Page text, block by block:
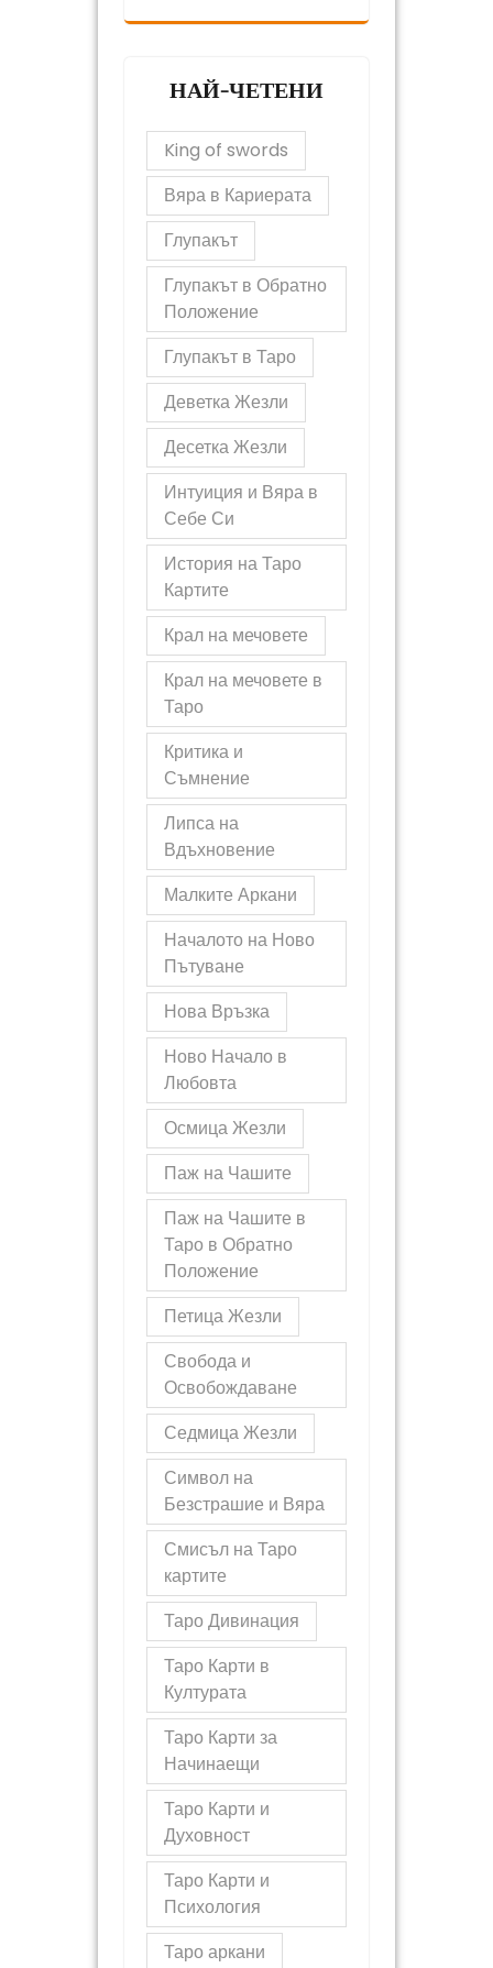
НАЙ-ЧЕТЕНИ
King of swords
Вяра в Кариерата
Глупакът
Глупакът в Обратно
Положение
Глупакът в Таро
Деветка Жезли
Десетка Жезли
Интуиция и Вяра в
Себе Си
История на Таро
Картите
Крал на мечовете
Крал на мечовете в
Таро
Критика и
Съмнение
Липса на
Вдъхновение
Малките Аркани
Началото на Ново
Пътуване
Нова Връзка
Ново Начало в
Любовта
Осмица Жезли
Паж на Чашите
Паж на Чашите в
Таро в Обратно
Положение
Петица Жезли
Свобода и
Освобождаване
Седмица Жезли
Символ на
Безстрашие и Вяра
Смисъл на Таро
картите
Таро Дивинация
Таро Карти в
Културата
Таро Карти за
Начинаещи
Таро Карти и
Духовност
Таро Карти и
Психология
Таро аркани